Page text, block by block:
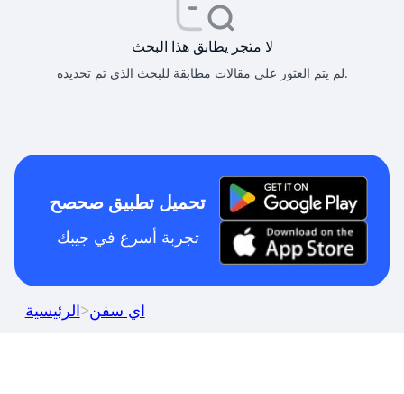
لا متجر يطابق هذا البحث
لم يتم العثور على مقالات مطابقة للبحث الذي تم تحديده.
تحميل تطبيق صحصح
تجربة أسرع في جيبك
الرئيسية>اي سفن